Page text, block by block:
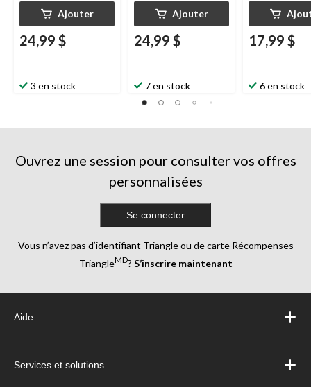
Ajouter
24,99 $
3 en stock
Ajouter
24,99 $
7 en stock
17,99 $
6 en stock
Ouvrez une session pour consulter vos offres
personnalisées
Se connecter
Vous n’avez pas d’identifiant Triangle ou de carte Récompenses
TriangleMD? S’inscrire maintenant
Aide
Services et solutions